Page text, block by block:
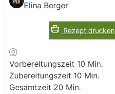
Elina Berger
Rezept drucken
Vorbereitungszeit 10 Minuten
Min.
Zubereitungszeit 10 Minuten
Min.
Gesamtzeit 20 Minuten
Min.